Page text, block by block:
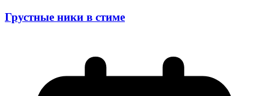
Грустные ники в стиме